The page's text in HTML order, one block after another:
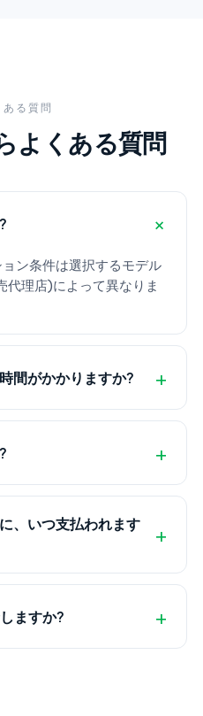
る質問
よくある質問
ン条件は選択するモデル
代理店)によって異なりま
間がかかりますか?
、いつ支払われます
ますか?